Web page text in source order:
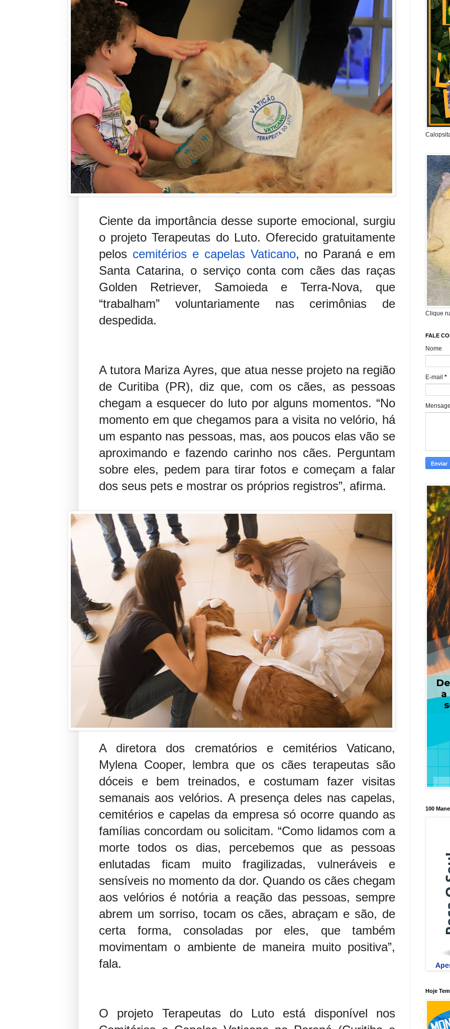
Ciente da importância desse suporte emocional, surgiu
o projeto Terapeutas do Luto. Oferecido gratuitamente
pelos cemitérios e capelas Vaticano, no Paraná e em
Santa Catarina, o serviço conta com cães das raças
Golden Retriever, Samoieda e Terra-Nova, que
“trabalham” voluntariamente nas cerimônias de
despedida.
A tutora Mariza Ayres, que atua nesse projeto na região
de Curitiba (PR), diz que, com os cães, as pessoas
chegam a esquecer do luto por alguns momentos. “No
momento em que chegamos para a visita no velório, há
um espanto nas pessoas, mas, aos poucos elas vão se
aproximando e fazendo carinho nos cães. Perguntam
sobre eles, pedem para tirar fotos e começam a falar
dos seus pets e mostrar os próprios registros”, afirma.
A diretora dos crematórios e cemitérios Vaticano,
Mylena Cooper, lembra que os cães terapeutas são
dóceis e bem treinados, e costumam fazer visitas
semanais aos velórios. A presença deles nas capelas,
cemitérios e capelas da empresa só ocorre quando as
famílias concordam ou solicitam. “Como lidamos com a
morte todos os dias, percebemos que as pessoas
enlutadas ficam muito fragilizadas, vulneráveis e
sensíveis no momento da dor. Quando os cães chegam
aos velórios é notória a reação das pessoas, sempre
abrem um sorriso, tocam os cães, abraçam e são, de
certa forma, consoladas por eles, que também
movimentam o ambiente de maneira muito positiva”,
fala.
O projeto Terapeutas do Luto está disponível nos
Clique
FALE
Nome
E-mail *
100
Hoje